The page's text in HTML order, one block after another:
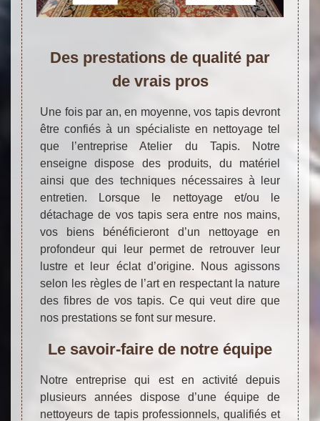
Des prestations de qualité par
de vrais pros
Une fois par an, en moyenne, vos tapis devront
être confiés à un spécialiste en nettoyage tel
que l’entreprise Atelier du Tapis. Notre
enseigne dispose des produits, du matériel
ainsi que des techniques nécessaires à leur
entretien. Lorsque le nettoyage et/ou le
détachage de vos tapis sera entre nos mains,
vos biens bénéficieront d’un nettoyage en
profondeur qui leur permet de retrouver leur
lustre et leur éclat d’origine. Nous agissons
selon les règles de l’art en respectant la nature
des fibres de vos tapis. Ce qui veut dire que
nos prestations se font sur mesure.
Le savoir-faire de notre équipe
Notre entreprise qui est en activité depuis
plusieurs années dispose d’une équipe de
nettoyeurs de tapis professionnels, qualifiés et